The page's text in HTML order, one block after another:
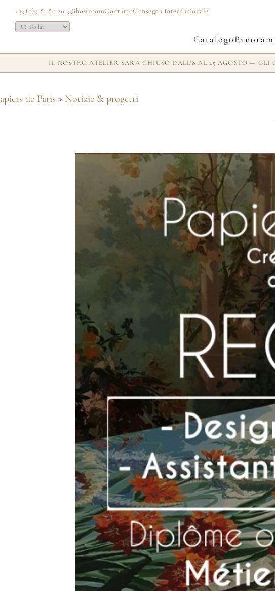
+33 (0)9 81 80 28 33ShowroomContattoConsegna Internazionale
Catalogo
IL NOSTRO ATELIER SARÀ CHIUSO DALL'8 AL 25 AGOSTO —
de Paris > Notizie & progetti